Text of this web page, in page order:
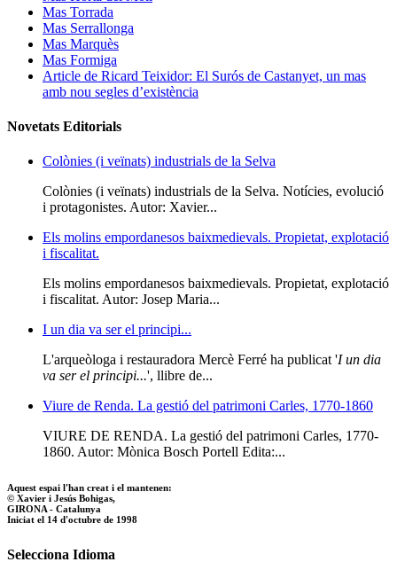
Mas Torrada
Mas Serrallonga
Mas Marquès
Mas Formiga
Article de Ricard Teixidor: El Surós de Castanyet, un mas
amb nou segles d’existència
Novetats Editorials
Colònies (i veïnats) industrials de la Selva
Colònies (i veïnats) industrials de la Selva. Notícies, evolució
i protagonistes. Autor: Xavier...
Els molins empordanesos baixmedievals. Propietat, explotació
i fiscalitat.
Els molins empordanesos baixmedievals. Propietat, explotació
i fiscalitat. Autor: Josep Maria...
I un dia va ser el principi...
L'arqueòloga i restauradora Mercè Ferré ha publicat 'I un dia
va ser el principi...', llibre de...
Viure de Renda. La gestió del patrimoni Carles, 1770-1860
VIURE DE RENDA. La gestió del patrimoni Carles, 1770-
1860. Autor: Mònica Bosch Portell Edita:...
Aquest espai l'han creat i el mantenen:
© Xavier i Jesús Bohigas,
GIRONA - Catalunya
Iniciat el 14 d'octubre de 1998
Selecciona Idioma